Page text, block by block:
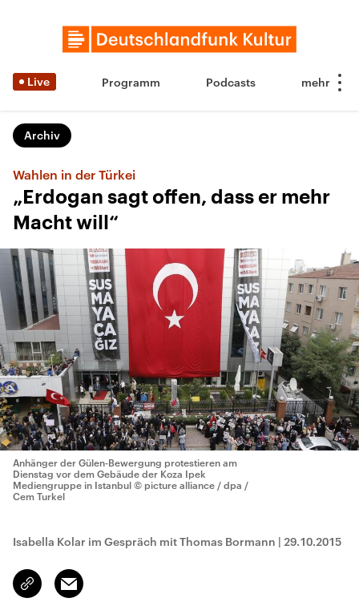
Live Programm Podcasts
Archiv
Wahlen in der Türkei
„Erdogan sagt offen, dass er mehr
Macht will“
Anhänger der Gülen-Bewergung protestieren am
Dienstag vor dem Gebäude der Koza Ipek
Mediengruppe in Istanbul © picture alliance / dpa /
Cem Turkel
Isabella Kolar im Gespräch mit Thomas Bormann | 29.10.2015
Link
kopieren/teilen
Email